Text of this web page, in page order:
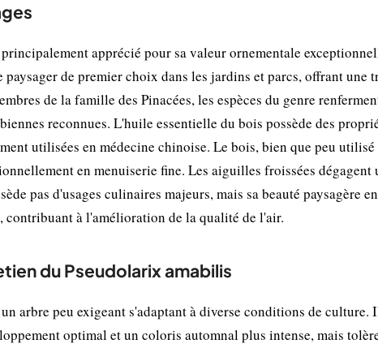
apprécié pour sa valeur ornementale
de premier choix dans les jardins et parcs, offrant une
de la famille des Pinacées, les espèces du genre
reconnues. L'huile essentielle du bois possède des
utilisées en médecine chinoise. Le bois, bien que peu
en menuiserie fine. Les aiguilles froissées dégagent
pas d'usages culinaires majeurs, mais sa beauté paysagère
contribuant à l'amélioration de la qualité de l'air.
du Pseudolarix amabilis
arbre peu exigeant s'adaptant à diverse conditions de culture.
optimal et un coloris automnal plus intense, mais